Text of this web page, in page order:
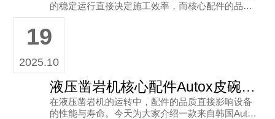
的稳定运行直接决定施工效率，而核心配件的品质
更是关键所在，其中韩国Autox膜片和AIRMAN液压
19
2025.10
液压凿岩机核心配件Autox皮碗1522 5488：88x46尺寸的可靠之选
在液压凿岩机的运转中，配件的品质直接影响设备
的性能与寿命。今天为大家介绍一款来自韩国Auto